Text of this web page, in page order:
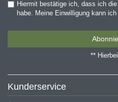
Hiermit bestätige ich, dass ich die
habe. Meine Einwilligung kann
**
Kunderservice